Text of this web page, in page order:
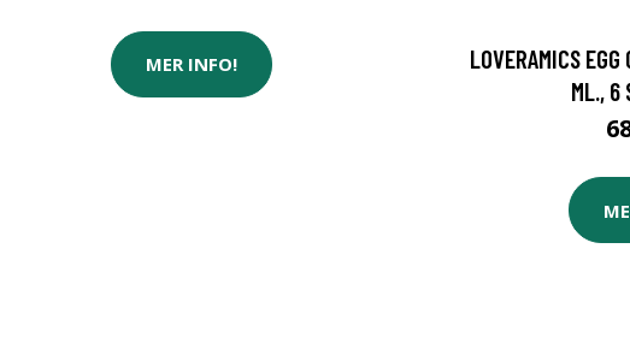
MER INFO!
LOVERAMICS
ML., 6